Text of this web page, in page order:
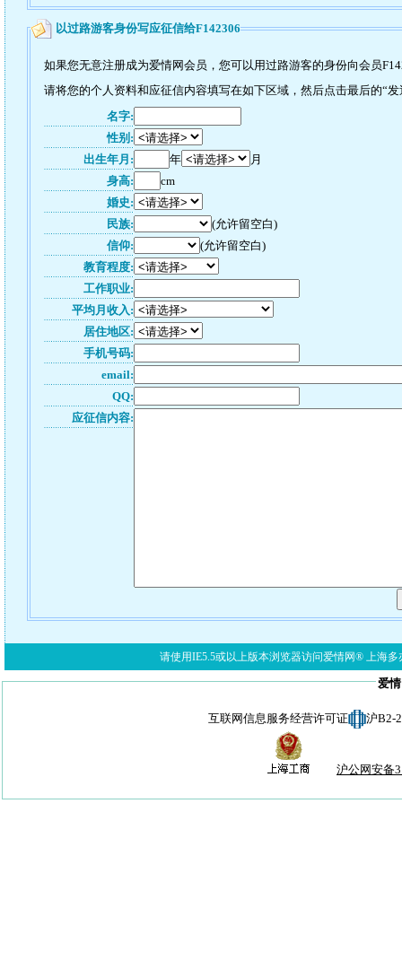
以过路游客身份写应征信给F142306
如果您无意注册成为爱情网会员，您可以用过路游客的身份向会员
请将您的个人资料和应征信内容填写在如下区域，然后点击最后的“
名字:
性别:
出生年月:
年
月
身高:
cm
婚史:
民族:
(允许留空白)
信仰:
(允许留空白)
教育程度:
工作职业:
平均月收入:
居住地区:
手机号码:
email:
QQ:
应征信内容:
请使用IE5.5或以上版本浏览器访问爱情网® 上海多
爱
互联网信息服务经营许可证 沪B2-
沪公网安备